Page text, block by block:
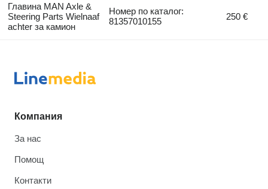
Главина MAN Axle &
Steering Parts Wielnaaf
achter за камион
Номер по каталог:
81357010155
250 €
Компания
За нас
Помощ
Контакти